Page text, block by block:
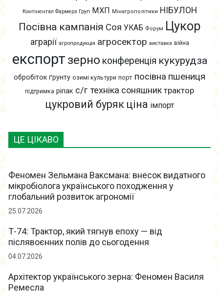
ЦЕ ЦІКАВО
Феномен Зельмана Ваксмана: внесок видатного
мікробіолога українського походження у
глобальний розвиток агрономії
25.07.2026
Т-74: Трактор, який тягнув епоху — від
післявоєнних полів до сьогодення
04.07.2026
Архітектор українського зерна: Феномен Василя
Ремесла
Контінентал Фармерз Груп МХП Мінагрополітики НІБУЛОН
Посівна кампанія Соя УКАБ Форум Цукор
аграрії агропродукція агросектор виставка війна
експорт зерно конференція кукурудза
обробіток ґрунту озимі культури порт посівна пшениця
підтримка ріпак с/г техніка соняшник трактор
цукровий буряк ціна імпорт